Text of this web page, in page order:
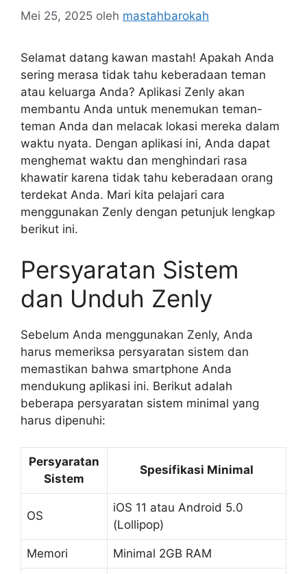
Mei 25, 2025 oleh mastahbarokah
Selamat datang kawan mastah! Apakah Anda
sering merasa tidak tahu keberadaan teman
atau keluarga Anda? Aplikasi Zenly akan
membantu Anda untuk menemukan teman-
teman Anda dan melacak lokasi mereka dalam
waktu nyata. Dengan aplikasi ini, Anda dapat
menghemat waktu dan menghindari rasa
khawatir karena tidak tahu keberadaan orang
terdekat Anda. Mari kita pelajari cara
menggunakan Zenly dengan petunjuk lengkap
berikut ini.
Persyaratan Sistem
dan Unduh Zenly
Sebelum Anda menggunakan Zenly, Anda
harus memeriksa persyaratan sistem dan
memastikan bahwa smartphone Anda
mendukung aplikasi ini. Berikut adalah
beberapa persyaratan sistem minimal yang
harus dipenuhi:
Persyaratan
Sistem
Spesifikasi Minimal
OS
iOS 11 atau Android 5.0
(Lollipop)
Memori Minimal 2GB RAM